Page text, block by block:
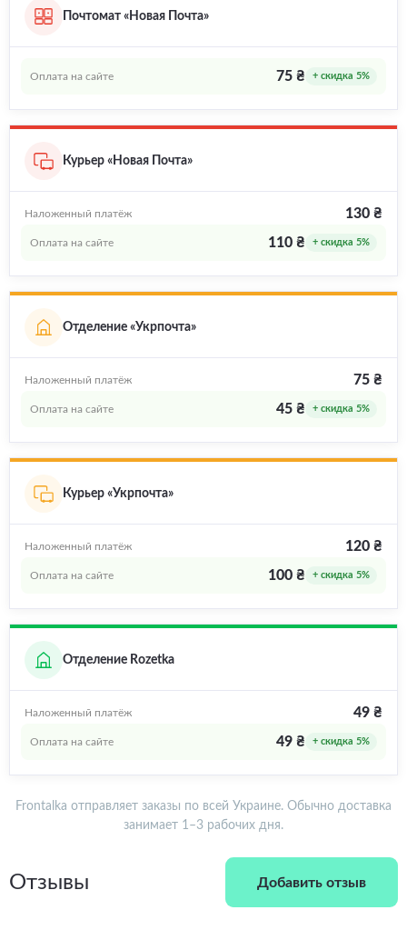
Почтомат «Новая Почта»
Оплата на сайте 75 ₴ + скидка 5%
Курьер «Новая Почта»
Наложенный платёж 130 ₴
Оплата на сайте 110 ₴ + скидка 5%
Отделение «Укрпочта»
Наложенный платёж 75 ₴
Оплата на сайте 45 ₴ + скидка 5%
Курьер «Укрпочта»
Наложенный платёж 120 ₴
Оплата на сайте 100 ₴ + скидка 5%
Отделение Rozetka
Наложенный платёж 49 ₴
Оплата на сайте 49 ₴ + скидка 5%
Frontalka отправляет заказы по всей Украине. Обычно доставка
занимает 1–3 рабочих дня.
Отзывы Добавить отзыв